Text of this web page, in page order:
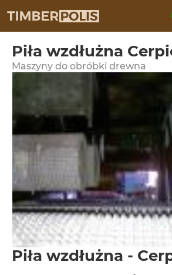
Piła wzdłużna
Maszyny do obróbki drewna
Piła wzdłużna -